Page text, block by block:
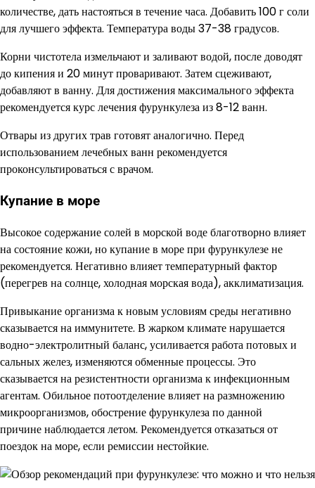
количестве, дать настояться в течение часа. Добавить 100 г соли
для лучшего эффекта. Температура воды 37-38 градусов.
Корни чистотела измельчают и заливают водой, после доводят
до кипения и 20 минут проваривают. Затем сцеживают,
добавляют в ванну. Для достижения максимального эффекта
рекомендуется курс лечения фурункулеза из 8-12 ванн.
Отвары из других трав готовят аналогично. Перед
использованием лечебных ванн рекомендуется
проконсультироваться с врачом.
Купание в море
Высокое содержание солей в морской воде благотворно влияет
на состояние кожи, но купание в море при фурункулезе не
рекомендуется. Негативно влияет температурный фактор
(перегрев на солнце, холодная морская вода), акклиматизация.
Привыкание организма к новым условиям среды негативно
сказывается на иммунитете. В жарком климате нарушается
водно-электролитный баланс, усиливается работа потовых и
сальных желез, изменяются обменные процессы. Это
сказывается на резистентности организма к инфекционным
агентам. Обильное потоотделение влияет на размножению
микроорганизмов, обострение фурункулеза по данной
причине наблюдается летом. Рекомендуется отказаться от
поездок на море, если ремиссии нестойкие.